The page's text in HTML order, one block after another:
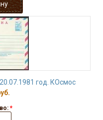
год. КОсмос
*